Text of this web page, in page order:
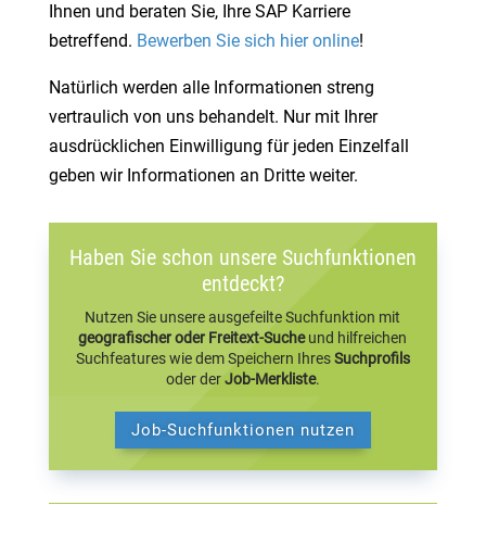
Ihnen und beraten Sie, Ihre SAP Karriere
betreffend. Bewerben Sie sich hier online!
Natürlich werden alle Informationen streng
vertraulich von uns behandelt. Nur mit Ihrer
ausdrücklichen Einwilligung für jeden Einzelfall
geben wir Informationen an Dritte weiter.
Haben Sie schon unsere Suchfunktionen
entdeckt?
Nutzen Sie unsere ausgefeilte Suchfunktion mit
geografischer oder Freitext-Sucheund hilfreichen
Suchfeatures wie dem Speichern IhresSuchprofils
oder derJob-Merkliste.
Job-Suchfunktionen nutzen